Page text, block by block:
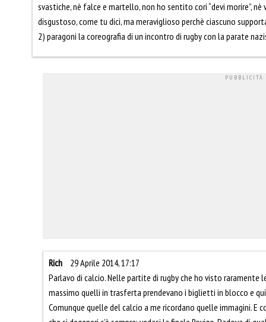
svastiche, nè falce e martello, non ho sentito cori “devi morire”,
disgustoso, come tu dici, ma meraviglioso perchè ciascuno
2) paragoni la coreografia di un incontro di rugby con la parate
Rich
29 Aprile 2014, 17:17
Parlavo di calcio. Nelle partite di rugby che ho visto
massimo quelli in trasferta prendevano i biglietti in blocco e
Comunque quelle del calcio a me ricordano quelle immagini. E